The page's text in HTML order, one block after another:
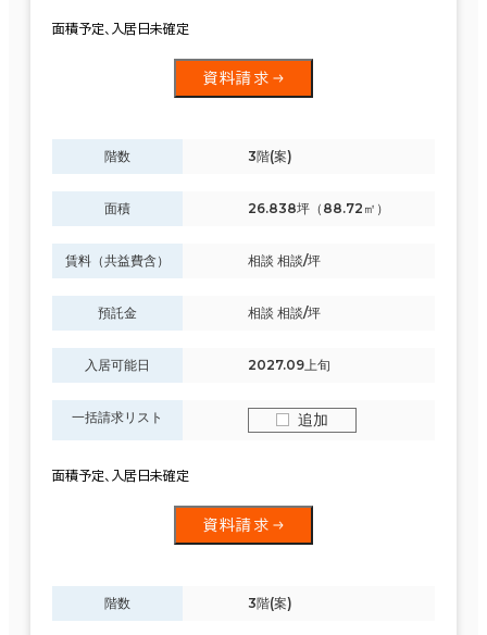
面積予定､入居日未確定
資料請求
階数 3階(案)
面積 26.838坪（88.72㎡）
賃料（共益費含） 相談 相談/坪
預託金 相談 相談/坪
入居可能日 2027.09上旬
一括請求リスト 追加
面積予定､入居日未確定
資料請求
階数 3階(案)